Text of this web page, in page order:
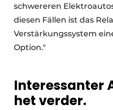
schwereren
diesen Fällen ist das
Verstärkungssystem
Option."
Interessanter
het verder.